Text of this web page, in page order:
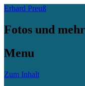
Erhard Preuß
Fotos und
Menu
Zum Inhalt